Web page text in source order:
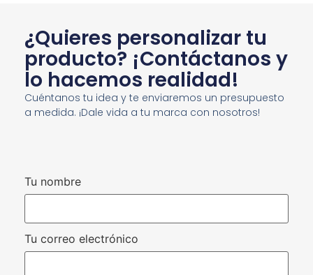
¿Quieres personalizar tu
producto? ¡Contáctanos y
lo hacemos realidad!
Cuéntanos tu idea y te enviaremos un presupuesto
a medida. ¡Dale vida a tu marca con nosotros!
Tu nombre
Tu correo electrónico